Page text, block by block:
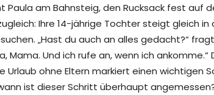
am Bahnsteig, den Rucksack fest auf
Ihre 14-jährige Tochter steigt gleich in
„Hast du auch an alles gedacht?“
Mama. Und ich rufe an, wenn ich
ohne Eltern markiert einen wichtigen
ist dieser Schritt überhaupt